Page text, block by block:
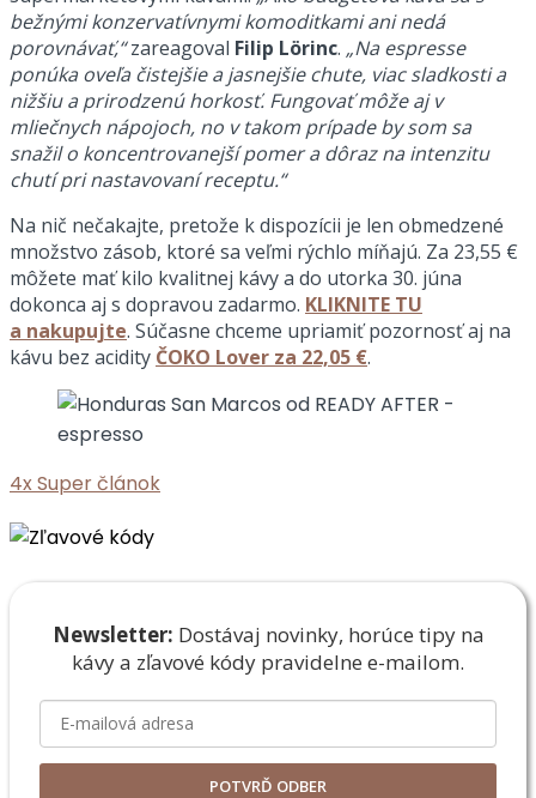
bežnými konzervatívnymi komoditkami ani nedá
porovnávať,“zareagoval Filip Lörinc. „Na espresse
ponúka oveľa čistejšie a jasnejšie chute, viac sladkosti a
nižšiu a prirodzenú horkosť. Fungovať môže aj v
mliečnych nápojoch, no v takom prípade by som sa
snažil o koncentrovanejší pomer a dôraz na intenzitu
chutí pri nastavovaní receptu.“
Na nič nečakajte, pretože k dispozícii je len obmedzené
množstvo zásob, ktoré sa veľmi rýchlo míňajú. Za 23,55 €
môžete mať kilo kvalitnej kávy a do utorka 30. júna
dokonca aj s dopravou zadarmo. KLIKNITE TU
a nakupujte. Súčasne chceme upriamiť pozornosť aj na
kávu bez acidity ČOKO Lover za 22,05 €.
4xSuper článok
Newsletter: Dostávaj novinky, horúce tipy na
kávy a zľavové kódy pravidelne e-mailom.
POTVRĎ ODBER